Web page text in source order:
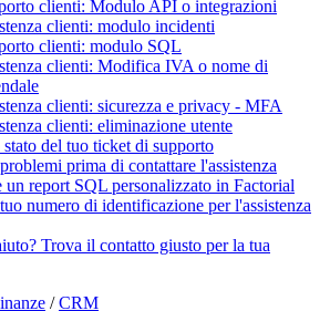
clienti: Modulo API o integrazioni
clienti: modulo incidenti
clienti: modulo SQL
clienti: Modifica IVA o nome di
clienti: sicurezza e privacy - MFA
clienti: eliminazione utente
del tuo ticket di supporto
prima di contattare l'assistenza
un report SQL personalizzato in Factorial
numero di identificazione per l'assistenza
Trova il contatto giusto per la tua
/ CRM